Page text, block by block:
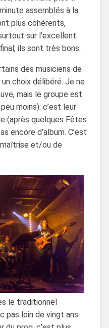
assemblés à la
plus cohérents,
sur l’excellent
ils sont très bons.
des musiciens de
choix délibéré. Je ne
mais le groupe est
moins): c’est leur
(après quelques Fêtes
encore d’album. C’est
et/ou de
le traditionnel
pas loin de vingt ans